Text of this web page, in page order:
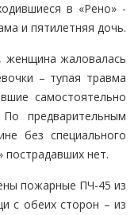
в «Рено» -
и пятилетняя дочь.
женщина жаловалась
– тупая травма
самостоятельно
предварительным
без специального
нет.
пожарные ПЧ-45 из
с обеих сторон – из